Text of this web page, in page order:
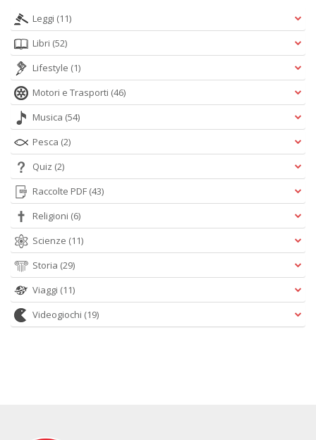
Leggi (11)
Libri (52)
Lifestyle (1)
Motori e Trasporti (46)
Musica (54)
Pesca (2)
Quiz (2)
Raccolte PDF (43)
Religioni (6)
Scienze (11)
Storia (29)
Viaggi (11)
Videogiochi (19)